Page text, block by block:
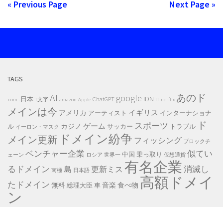
« Previous Page Next Page »
TAGS
.com .日本 1文字 AI amazon Apple ChatGPT google IDN IT netflix あのド
メインは今 アメリカ アーティスト イギリス インターナショナ
ル イーロン・マスク カジノ ゲーム サッカー スポーツ トラブル
ド
メイン更新 ドメイン紛争 フィッシング ブロックチ
ェーン ベンチャー企業 ロシア 世界一 中国 乗っ取り 仮想通貨 似てい
るドメイン 南極 島 日本語 更新ミス 有名企業消滅し
たドメイン 無料 総理大臣 車 音楽 食べ物 高額ドメイ
ン